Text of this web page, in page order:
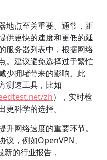
地点至关重要。通常，距
供更快的速度和更低的延
服务器列表中，根据网络
。建议避免选择过于繁忙
少拥堵带来的影响。此
测速工具，比如
zh），实时检
科学的选择。
网络速度的重要环节。
议，例如OpenVPN、
的行业报告，